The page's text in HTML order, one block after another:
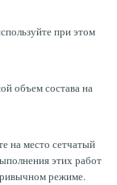
при этом
объем состава на
на место сетчатый
этих работ
режиме.